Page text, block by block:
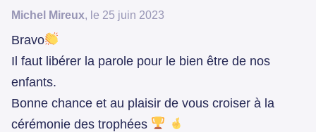
Michel Mireux, le 25 juin 2023
Bravo
Il faut libérer la parole pour le bien être de nos
enfants.
Bonne chance et au plaisir de vous croiser à la
cérémonie des trophées